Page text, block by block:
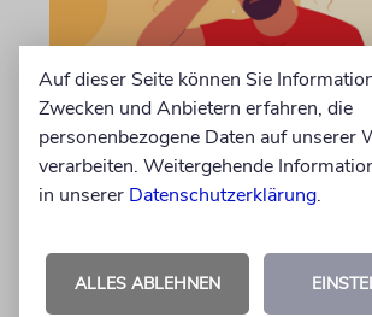
TALMUDISCHES
Durst
lebensspendende Kraft des
Auf dieser Seite können Sie
Zwecken und Anbietern erfahren, die
personenbezogene Daten auf unserer
verarbeiten. Weitergehende
in unserer Datenschutzerklärung.
ALLES ABLEHNEN